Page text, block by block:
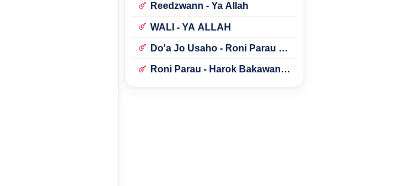
Reedzwann - Ya Allah
WALI - YA ALLAH
Do'a Jo Usaho - Roni Parau ft.
Roni Parau - Harok Bakawan